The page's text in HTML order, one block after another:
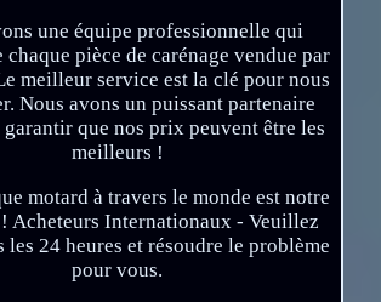
une équipe professionnelle qui
chaque pièce de carénage vendue par
meilleur service est la clé pour nous
Nous avons un puissant partenaire
que nos prix peuvent être les
meilleurs !
motard à travers le monde est notre
Acheteurs Internationaux - Veuillez
les 24 heures et résoudre le problème
pour vous.